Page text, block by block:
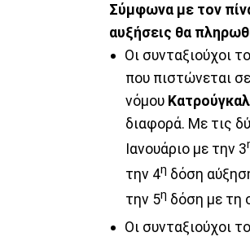
Σύμφωνα με τον
αυξήσεις θα
Οι συνταξιούχοι
που πιστώνεται
νόμου
διαφορά. Με τις
Ιανουάριο με την 3
την 4η δόση
την 5η δόση με τη
Οι συνταξιούχοι